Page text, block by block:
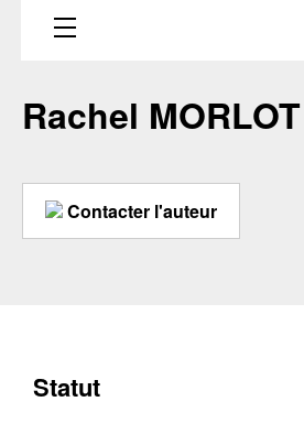
Rachel MORLOT
Contacter l'auteur
Statut